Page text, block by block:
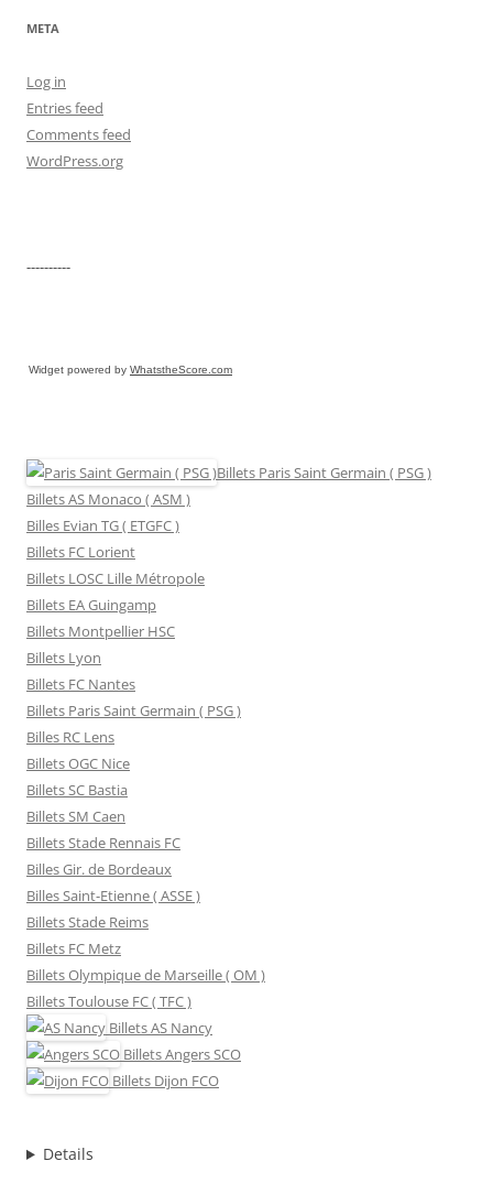
META
Log in
Entries feed
Comments feed
WordPress.org
----------
Widget powered by WhatstheScore.com
Billets Paris Saint Germain ( PSG )
Billets AS Monaco ( ASM )
Billes Evian TG ( ETGFC )
Billets FC Lorient
Billets LOSC Lille Métropole
Billets EA Guingamp
Billets Montpellier HSC
Billets Lyon
Billets FC Nantes
Billets Paris Saint Germain ( PSG )
Billes RC Lens
Billets OGC Nice
Billets SC Bastia
Billets SM Caen
Billets Stade Rennais FC
Billes Gir. de Bordeaux
Billes Saint-Etienne ( ASSE )
Billets Stade Reims
Billets FC Metz
Billets Olympique de Marseille ( OM )
Billets Toulouse FC ( TFC )
BilletsAS Nancy
BilletsAngers SCO
Billets Dijon FCO
Details